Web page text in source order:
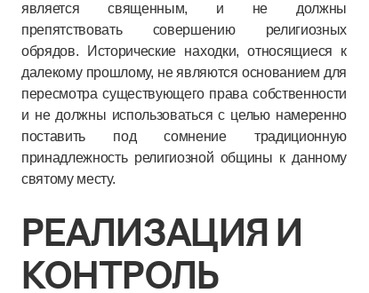
является священным, и не должны
препятствовать совершению религиозных
обрядов. Исторические находки, относящиеся к
далекому прошлому, не являются основанием для
пересмотра существующего права собственности
и не должны использоваться с целью намеренно
поставить под сомнение традиционную
принадлежность религиозной общины к данному
святому месту.
РЕАЛИЗАЦИЯ И
КОНТРОЛЬ